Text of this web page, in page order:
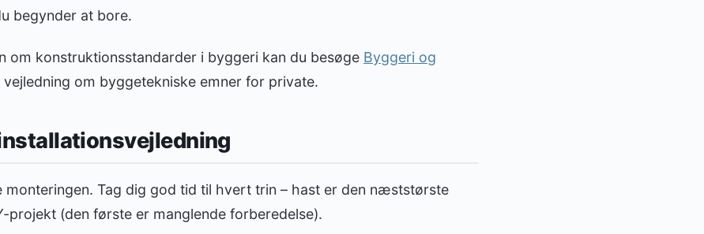
begynder at bore.
om konstruktionsstandarder i byggeri kan du besøge Byggeri og
om byggetekniske emner for private.
monteringen. Tag dig god tid til hvert trin – hast er den næststørste
projekt (den første er manglende forberedelse).